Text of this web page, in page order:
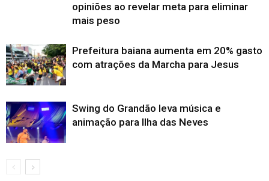
opiniões ao revelar meta para eliminar
mais peso
Prefeitura baiana aumenta em 20% gasto
com atrações da Marcha para Jesus
Swing do Grandão leva música e
animação para Ilha das Neves